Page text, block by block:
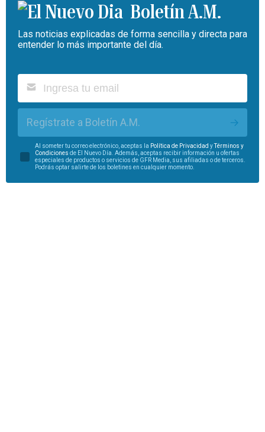
Boletín A.M.
Las noticias explicadas de forma sencilla y directa para
entender lo más importante del día.
Regístrate a Boletín A.M.
Al someter tu correo electrónico, aceptas la Política de Privacidad yTérminos y
Condiciones de El Nuevo Día. Además, aceptas recibir información u ofertas
especiales de productos o servicios de GFR Media, sus afiliadas o de terceros.
Podrás optar salirte de los boletines en cualquier momento.